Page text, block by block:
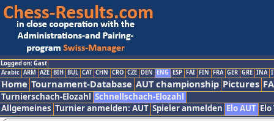
Logged on: Gast
Arabic ARM AZE BIH BUL CAT CHN CRO CZE DEN ENG ESP FAI FIN FRA GER GRE INA
Home Tournament-Database AUT championship Pictures
Turnierschach-Elozahl Schnellschach-Elozahl
Allgemeines Turnier anmelden: AUT Spieler anmelden Elo AUT